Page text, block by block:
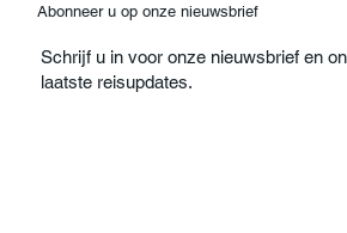
Abonneer u op onze nieuwsbrief
Schrijf u in voor onze nieuwsbrief en
laatste reisupdates.